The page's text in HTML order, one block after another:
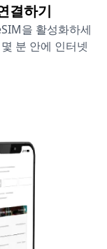
결하기
을 활성화하세
분 안에 인터넷